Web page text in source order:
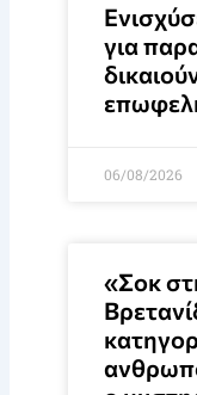
για
06/08/2026
«Σοκ